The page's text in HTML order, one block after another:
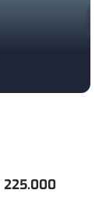
225.000